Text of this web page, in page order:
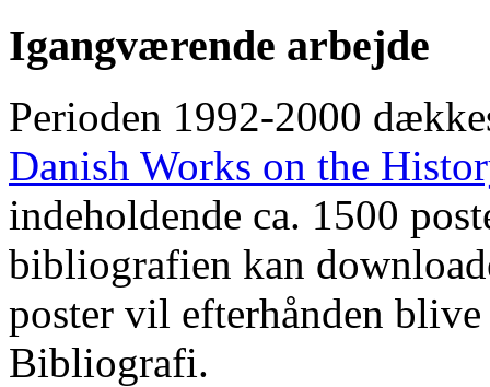
Igangværende arbejde
Perioden 1992-2000
Danish Works on the
indeholdende ca. 1500
bibliografien kan
poster vil efterhånden
Bibliografi.